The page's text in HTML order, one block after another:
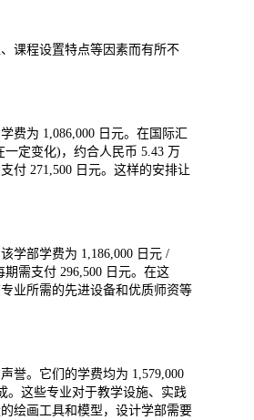
课程设置特点等因素而有所不
费为 1,086,000 日元。在国际汇
定变化)，约合人民币 5.43 万
付 271,500 日元。这样的安排让
学部学费为 1,186,000 日元 /
需支付 296,500 日元。在这
业所需的先进设备和优质师资等
誉。它们的学费均为 1,579,000
。这些专业对于教学设施、实践
绘画工具和模型，设计学部需要